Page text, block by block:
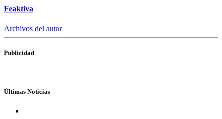
Feaktiva
Archivos del autor
Publicidad
Últimas Noticias